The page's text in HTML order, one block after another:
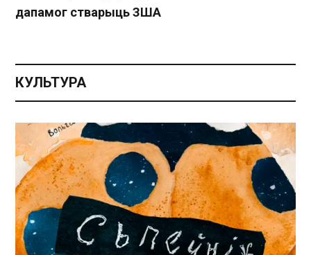
дапамог стварыць ЗША
КУЛЬТУРА